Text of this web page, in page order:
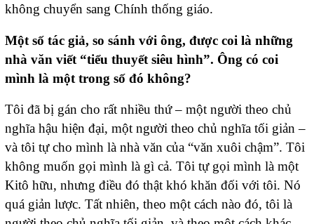
không chuyển sang Chính thống giáo.
Một số tác giả, so sánh với ông, được coi là những
nhà văn viết “tiểu thuyết siêu hình”. Ông có coi
mình là một trong số đó không?
Tôi đã bị gán cho rất nhiều thứ – một người theo chủ
nghĩa hậu hiện đại, một người theo chủ nghĩa tối giản –
và tôi tự cho mình là nhà văn của “văn xuôi chậm”. Tôi
không muốn gọi mình là gì cả. Tôi tự gọi mình là một
Kitô hữu, nhưng điều đó thật khó khăn đối với tôi. Nó
quá giản lược. Tất nhiên, theo một cách nào đó, tôi là